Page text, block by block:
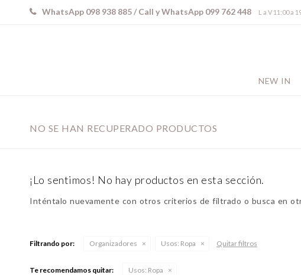
NEW IN
WhatsApp 098 938 885 / Call y WhatsApp 099 762 448 L a V 11:00 a
NO SE HAN RECUPERADO PRODUCTOS
¡Lo sentimos! No hay productos en esta sección.
Inténtalo nuevamente con otros criterios de filtrado o busca en
Filtrando por: Organizadores Usos: Ropa Quitar filtros
Te recomendamos quitar: Usos: Ropa